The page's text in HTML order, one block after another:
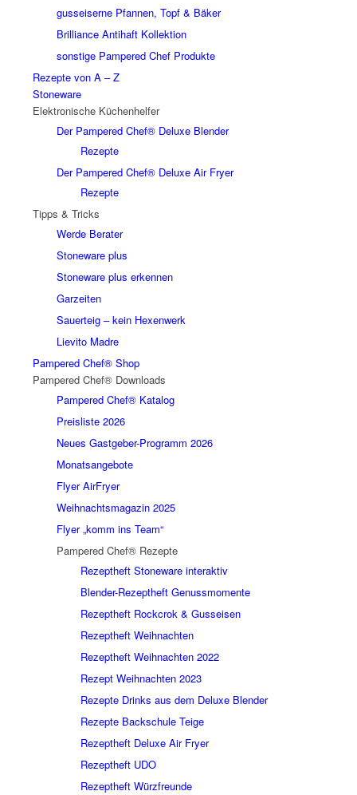
gusseiserne Pfannen, Topf & Bäker
Brilliance Antihaft Kollektion
sonstige Pampered Chef Produkte
Rezepte von A – Z
Stoneware
Elektronische Küchenhelfer
Der Pampered Chef® Deluxe Blender
Rezepte
Der Pampered Chef® Deluxe Air Fryer
Rezepte
Tipps & Tricks
Werde Berater
Stoneware plus
Stoneware plus erkennen
Garzeiten
Sauerteig – kein Hexenwerk
Lievito Madre
Pampered Chef® Shop
Pampered Chef® Downloads
Pampered Chef® Katalog
Preisliste 2026
Neues Gastgeber-Programm 2026
Monatsangebote
Flyer AirFryer
Weihnachtsmagazin 2025
Flyer „komm ins Team“
Pampered Chef® Rezepte
Rezeptheft Stoneware interaktiv
Blender-Rezeptheft Genussmomente
Rezeptheft Rockcrok & Gusseisen
Rezeptheft Weihnachten
Rezeptheft Weihnachten 2022
Rezept Weihnachten 2023
Rezepte Drinks aus dem Deluxe Blender
Rezepte Backschule Teige
Rezeptheft Deluxe Air Fryer
Rezeptheft UDO
Rezeptheft Würzfreunde